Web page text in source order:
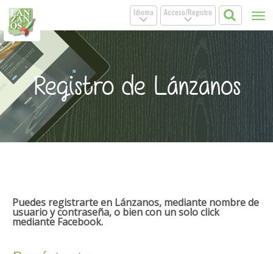
Acceso/Registro
.
Idioma
.
Registro de Lánzanos
Puedes registrarte en Lánzanos, mediante nombre de
usuario y contraseña, o bien con un solo click
mediante Facebook.